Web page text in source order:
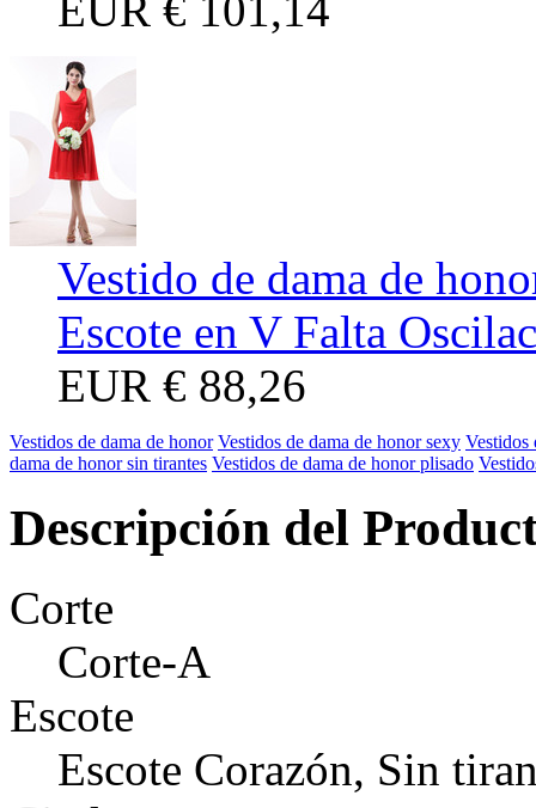
Vestido de dama de
Escote en V Falta
EUR € 88,26
Vestidos de dama de honor Vestidos de dama de honor sexy Vestidos
dama de honor sin tirantes Vestidos de dama de honor plisado
Descripción del
Corte
Corte-A
Escote
Escote Corazón, Sin